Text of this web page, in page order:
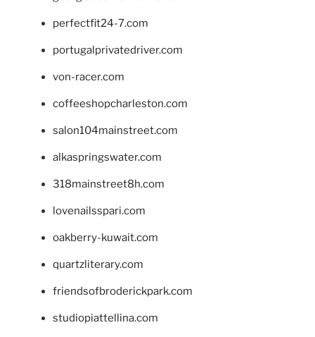
perfectfit24-7.com
portugalprivatedriver.com
von-racer.com
coffeeshopcharleston.com
salon104mainstreet.com
alkaspringswater.com
318mainstreet8h.com
lovenailsspari.com
oakberry-kuwait.com
quartzliterary.com
friendsofbroderickpark.com
studiopiattellina.com